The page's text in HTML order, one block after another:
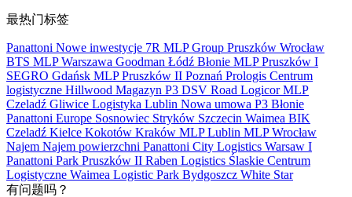
最热门标签
Panattoni Nowe inwestycje 7R MLP Group Pruszków Wrocław
BTS MLPWarszawa Goodman Łódź Błonie MLP Pruszków I
SEGRO Gdańsk MLP Pruszków II Poznań Prologis Centrum
logistyczne Hillwood Magazyn P3 DSV Road LogicorMLP
Czeladź Gliwice Logistyka Lublin Nowa umowa P3 Błonie
Panattoni Europe Sosnowiec Stryków Szczecin Waimea BIK
Czeladź Kielce Kokotów Kraków MLP Lublin MLP Wrocław
Najem Najem powierzchni Panattoni City Logistics Warsaw I
Panattoni Park Pruszków II Raben Logistics Ślaskie Centrum
Logistyczne Waimea Logistic Park Bydgoszcz White Star
有问题吗？